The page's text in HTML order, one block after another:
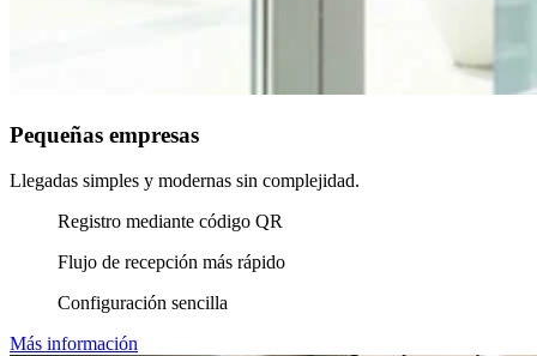
Pequeñas empresas
Llegadas simples y modernas sin complejidad.
Registro mediante código QR
Flujo de recepción más rápido
Configuración sencilla
Más información